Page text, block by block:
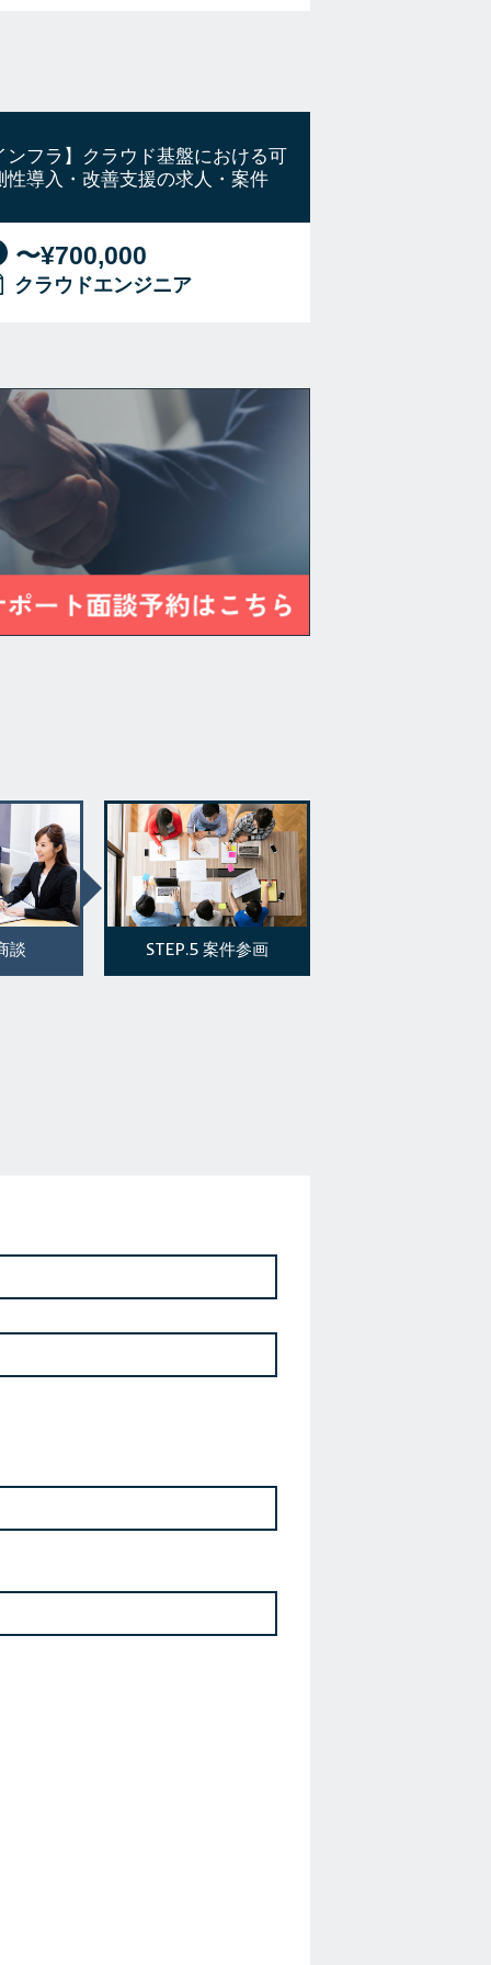
ンフラ】クラウド基盤における可
性導入・改善支援の求人・案件
〜¥700,000
クラウドエンジニア
談 STEP.5 案件参画